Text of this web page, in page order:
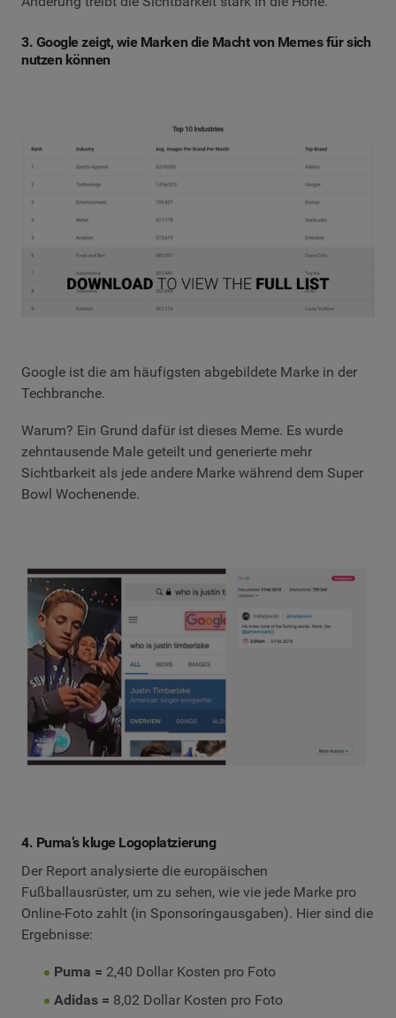
3. Google zeigt, wie Marken die Macht von Memes für sich
nutzen können
Google ist die am häufigsten abgebildete Marke in der
Techbranche.
Warum? Ein Grund dafür ist dieses Meme. Es wurde
zehntausende Male geteilt und generierte mehr
Sichtbarkeit als jede andere Marke während dem Super
Bowl Wochenende.
4. Puma’s kluge Logoplatzierung
Der Report analysierte die europäischen
Fußballausrüster, um zu sehen, wie vie jede Marke pro
Online-Foto zahlt (in Sponsoringausgaben). Hier sind die
Ergebnisse:
Puma = 2,40 Dollar Kosten pro Foto
Adidas = 8,02 Dollar Kosten pro Foto